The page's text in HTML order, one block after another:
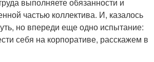
частью коллектива. И, казалось
но впереди еще одно испытание:
себя на корпоративе, расскажем в